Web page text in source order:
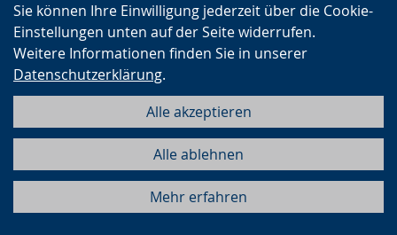
Sie können Ihre Einwilligung jederzeit über die Cookie-
Einstellungen unten auf der Seite widerrufen.
Weitere Informationen finden Sie in unserer
Datenschutzerklärung.
Alle akzeptieren
Alle ablehnen
Mehr erfahren